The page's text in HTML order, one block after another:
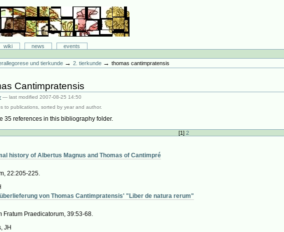
wiki news
events
und tierkunde →2. tierkunde →thomas cantimpratensis
Cantimpratensis
— last modified2007-08-25 14:50
to publications, sorted by year and author.
35 references in this bibliography folder.
[1] 2
history of Albertus Magnus and Thomas of Cantimpré
22:205-225.
von Thomas Cantimpratensis' "Liber de natura rerum"
Fratum Praedicatorum, 39:53-68.
JH